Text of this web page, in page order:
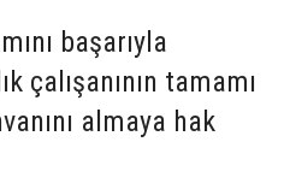
başarıyla
çalışanının tamamı
almaya hak